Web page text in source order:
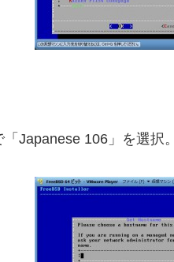
Japanese 106」を選択。